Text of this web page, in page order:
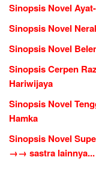
Sinopsis Novel
Sinopsis Novel
Sinopsis Novel
Sinopsis Cerpen
Hariwijaya
Sinopsis Novel
Hamka
Sinopsis Novel
→→ sastra lainnya...